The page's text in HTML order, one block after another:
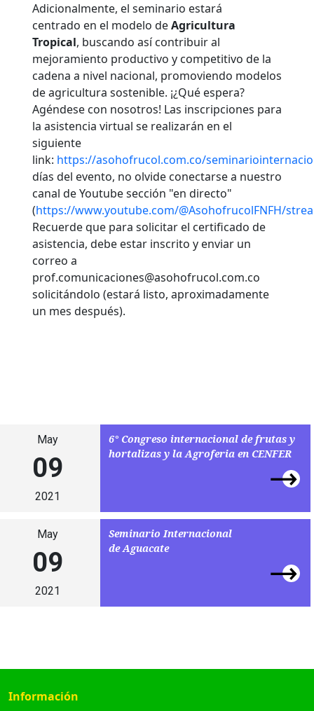
Adicionalmente, el seminario estará
centrado en el modelo deAgricultura
Tropical, buscando así contribuir al
mejoramiento productivo y competitivo de la
cadena a nivel nacional, promoviendo modelos
de agricultura sostenible. ¡¿Qué espera?
Agéndese con nosotros! Las inscripciones para
la asistencia virtual se realizarán en el
siguiente
link: https://asohofrucol.com.co/
días del evento, no olvide conectarse a nuestro
canal de Youtube sección "en directo"
(https://www.youtube.com/@AsohofrucolFNFH/
Recuerde que para solicitar el certificado de
asistencia, debe estar inscrito y enviar un
correo a
prof.comunicaciones@asohofrucol.com.co
solicitándolo (estará listo, aproximadamente
un mes después).
May
09
2021
6° Congreso internacional de frutas y
hortalizas y la Agroferia en CENFER
May
09
2021
Seminario Internacional
de Aguacate
Información